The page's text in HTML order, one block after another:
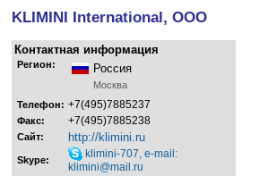
KLIMINI International, ООО
Контактная информация
Регион: Россия
Москва
Телефон: +7(495)7885237
Факс: +7(495)7885238
Сайт: http://klimini.ru
Skype:
klimini-707, e-mail:
klimini@mail.ru